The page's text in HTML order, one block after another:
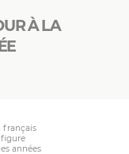
À LA
français
figure
années